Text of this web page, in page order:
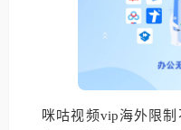
咪咕视频vip海外限